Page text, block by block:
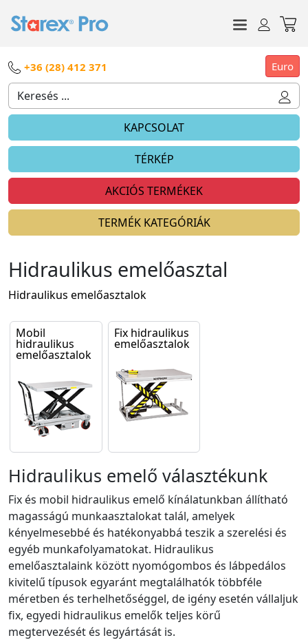
+36 (28) 412 371 Euro
KAPCSOLAT
TÉRKÉP
AKCIÓS TERMÉKEK
TERMÉK KATEGÓRIÁK
Hidraulikus emelőasztal
Hidraulikus emelőasztalok
Mobil
hidraulikus
emelőasztalok
Fix hidraulikus
emelőasztalok
Hidraulikus emelő választékunk
Fix és mobil hidraulikus emelő kínálatunkban állítható
magasságú munkaasztalokat talál, amelyek
kényelmesebbé és hatékonyabbá teszik a szerelési és
egyéb munkafolyamatokat. Hidraulikus
emelőasztalaink között nyomógombos és lábpedálos
kivitelű típusok egyaránt megtalálhatók többféle
méretben és terhelhetőséggel, de igény esetén vállaljuk
fix, egyedi hidraulikus emelők teljes körű
megtervezését és legyártását is.